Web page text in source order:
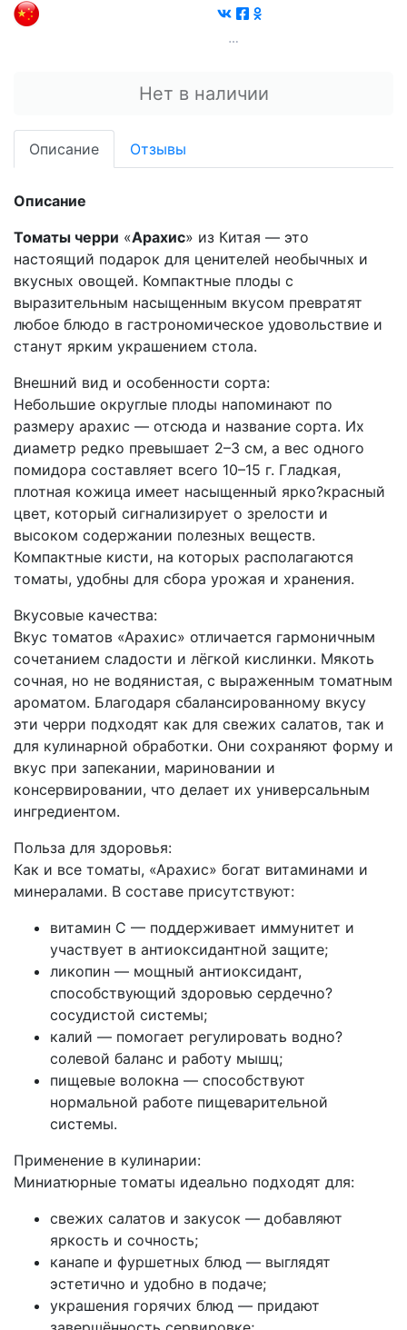
Нет в наличии
Описание Отзывы
Описание
Томаты черри «Арахис» из Китая — это
настоящий подарок для ценителей необычных и
вкусных овощей. Компактные плоды с
выразительным насыщенным вкусом превратят
любое блюдо в гастрономическое удовольствие и
станут ярким украшением стола.
Внешний вид и особенности сорта:
Небольшие округлые плоды напоминают по
размеру арахис — отсюда и название сорта. Их
диаметр редко превышает 2–3 см, а вес одного
помидора составляет всего 10–15 г. Гладкая,
плотная кожица имеет насыщенный ярко?красный
цвет, который сигнализирует о зрелости и
высоком содержании полезных веществ.
Компактные кисти, на которых располагаются
томаты, удобны для сбора урожая и хранения.
Вкусовые качества:
Вкус томатов «Арахис» отличается гармоничным
сочетанием сладости и лёгкой кислинки. Мякоть
сочная, но не водянистая, с выраженным томатным
ароматом. Благодаря сбалансированному вкусу
эти черри подходят как для свежих салатов, так и
для кулинарной обработки. Они сохраняют форму и
вкус при запекании, мариновании и
консервировании, что делает их универсальным
ингредиентом.
Польза для здоровья:
Как и все томаты, «Арахис» богат витаминами и
минералами. В составе присутствуют:
витамин C — поддерживает иммунитет и
участвует в антиоксидантной защите;
ликопин — мощный антиоксидант,
способствующий здоровью сердечно?
сосудистой системы;
калий — помогает регулировать водно?
солевой баланс и работу мышц;
пищевые волокна — способствуют
нормальной работе пищеварительной
системы.
Применение в кулинарии:
Миниатюрные томаты идеально подходят для:
свежих салатов и закусок — добавляют
яркость и сочность;
канапе и фуршетных блюд — выглядят
эстетично и удобно в подаче;
украшения горячих блюд — придают